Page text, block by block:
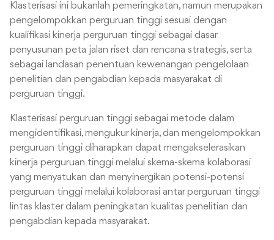
Klasterisasi ini bukanlah pemeringkatan, namun merupakan
pengelompokkan perguruan tinggi sesuai dengan
kualifikasi kinerja perguruan tinggi sebagai dasar
penyusunan peta jalan riset dan rencana strategis, serta
sebagai landasan penentuan kewenangan pengelolaan
penelitian dan pengabdian kepada masyarakat di
perguruan tinggi.
Klasterisasi perguruan tinggi sebagai metode dalam
mengidentifikasi, mengukur kinerja, dan mengelompokkan
perguruan tinggi diharapkan dapat mengakselerasikan
kinerja perguruan tinggi melalui skema-skema kolaborasi
yang menyatukan dan menyinergikan potensi-potensi
perguruan tinggi melalui kolaborasi antar perguruan tinggi
lintas klaster dalam peningkatan kualitas penelitian dan
pengabdian kepada masyarakat.